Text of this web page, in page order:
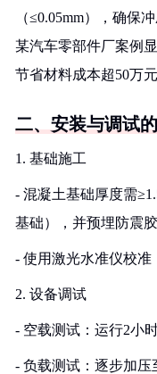
（≤0.05mm），确保
某汽车零部件厂案例
节省材料成本超50万元
二、安装与调试
1. 基础施工
- 混凝土基础厚度需
基础），并预埋防震胶
- 使用激光水准仪校准
2. 设备调试
- 空载测试：运行2小
- 负载测试：逐步加压